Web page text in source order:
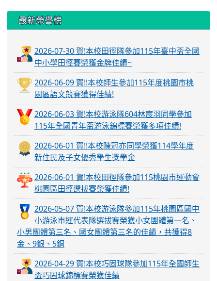
最新榮譽榜
2026-07-30 賀!本校田徑隊參加115年臺中盃全國
中小學田徑賽榮獲金牌佳績~
2026-06-09 賀!!本校師生參加115年度桃園市桃
園區語文競賽獲得佳績!
2026-06-03 賀!本校游泳隊604林宸羽同學參加
115年全國青年盃游泳錦標賽榮獲多項佳績!
2026-06-01 賀!!本校陳冠亦同學榮獲114學年度
新住民及子女優秀學生獎學金
2026-06-01 賀!本校田徑隊參加115桃園市運動會
桃園區田徑選拔賽榮獲佳績!
2026-05-07 賀!本校游泳隊參加115年桃園區國中
小游泳市運代表隊選拔賽榮獲小女團體第一名、
小男團體第三名、國女團體第三名的佳績，共獲得8
金、9銀、5銅
2026-04-29 賀!本校巧固球隊參加115年全國師生
盃巧固球錦標賽榮獲佳績